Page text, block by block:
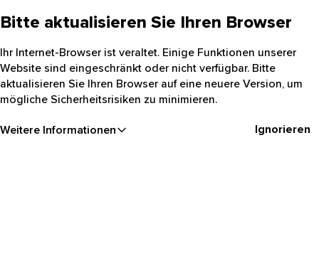
Bitte aktualisieren Sie Ihren Browser
Ihr Internet-Browser ist veraltet. Einige Funktionen unserer
Website sind eingeschränkt oder nicht verfügbar. Bitte
aktualisieren Sie Ihren Browser auf eine neuere Version, um
mögliche Sicherheitsrisiken zu minimieren.
Weitere Informationen Ignorieren